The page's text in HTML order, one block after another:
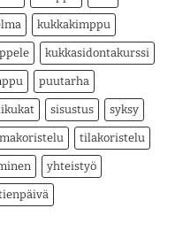
kukkakimppu
kukkasidontakurssi
puutarha
sisustus syksy
tilakoristelu
yhteistyö